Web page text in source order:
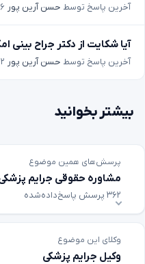
آخرین پاسخ توسط حسن آرین پور ۶ ماه پیش
آیا شکایت از دکتر جراح بینی
آخرین پاسخ توسط حسن آرین پور ۲ ماه پیش
بیشتر بخوانید
پرسش‌های همین موضوع
مشاوره حقوقی جرایم
۳۶۲ پرسش پاسخ‌داده‌شده
وکلای این موضوع
وکیل جرایم پزشکی